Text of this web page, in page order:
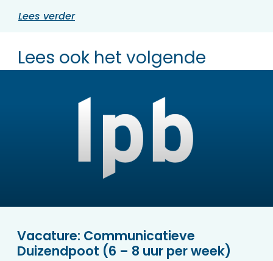
Lees verder
Lees ook het volgende
Vacature: Communicatieve
Duizendpoot (6 – 8 uur per week)